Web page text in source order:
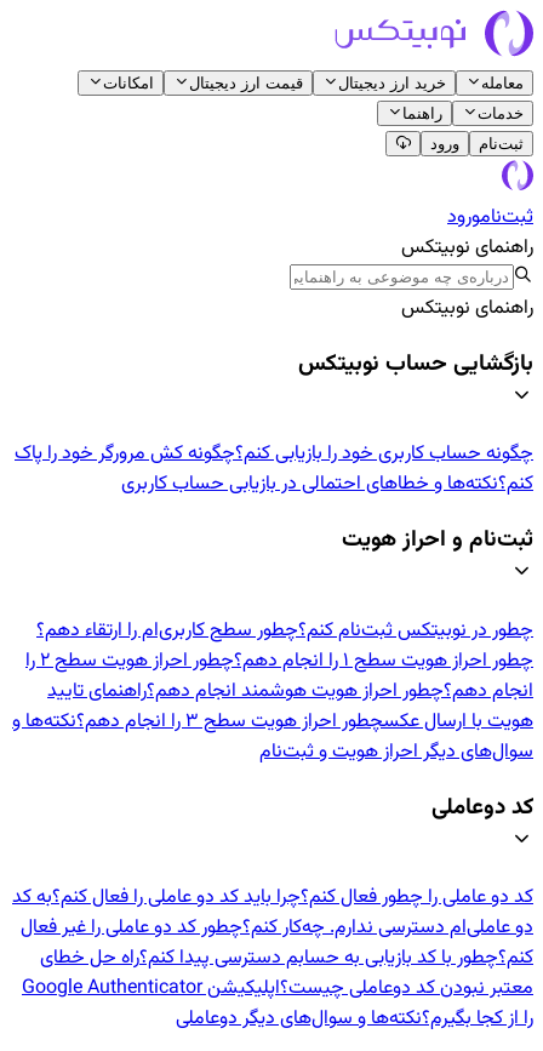
معامله خرید ارز دیجیتال قیمت ارز دیجیتال
امکانات
خدمات
راهنما
ثبت‌نام
ورود
ثبت‌نامورود
راهنمای نوبیتکس
راهنمای نوبیتکس
بازگشایی حساب نوبیتکس
چگونه حساب کاربری خود را بازیابی کنم؟چگونه کش مرورگر خود را پاک
کنم؟نکته‌ها و خطاهای احتمالی در بازیابی حساب کاربری
ثبت‌نام و احراز هویت
چطور در نوبیتکس ثبت‌نام کنم؟چطور سطح کاربری‌ام را ارتقاء دهم؟
چطور احراز هویت سطح ۱ را انجام دهم؟
چطور احراز هویت سطح ۲ را
انجام دهم؟چطور احراز هویت هوشمند انجام دهم؟راهنمای تایید
هویت با ارسال عکسچطور احراز هویت سطح ۳ را انجام دهم؟
نکته‌ها و
سوال‌های دیگر احراز هویت و ثبت‌نام
کد دوعاملی
کد دو عاملی را چطور فعال کنم؟چرا باید کد دو عاملی را فعال کنم؟به کد
دو عاملی‌ام دسترسی ندارم. چه‌کار کنم؟چطور کد دو عاملی را غیر فعال
کنم؟چطور با کد بازیابی به حسابم دسترسی پیدا کنم؟راه حل خطای
معتبر نبودن کد دوعاملی چیست؟
اپلیکیشن Google Authenticator
را از کجا بگیرم؟نکته‌ها و سوال‌های دیگر دوعاملی